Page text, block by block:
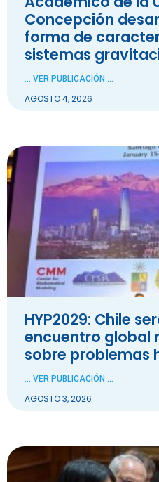
Concepción
forma de
sistemas
... VER PUBLICACIÓN ...
AGOSTO 4, 2026
HYP2029: Chile
encuentro global
sobre problemas
... VER PUBLICACIÓN ...
AGOSTO 3, 2026